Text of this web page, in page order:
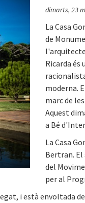
dimarts, 23
La Casa
de
Ricarda
moderna.
marc de
Aquest
a Bé
La Casa
Bertran.
del
per al
i està envoltada